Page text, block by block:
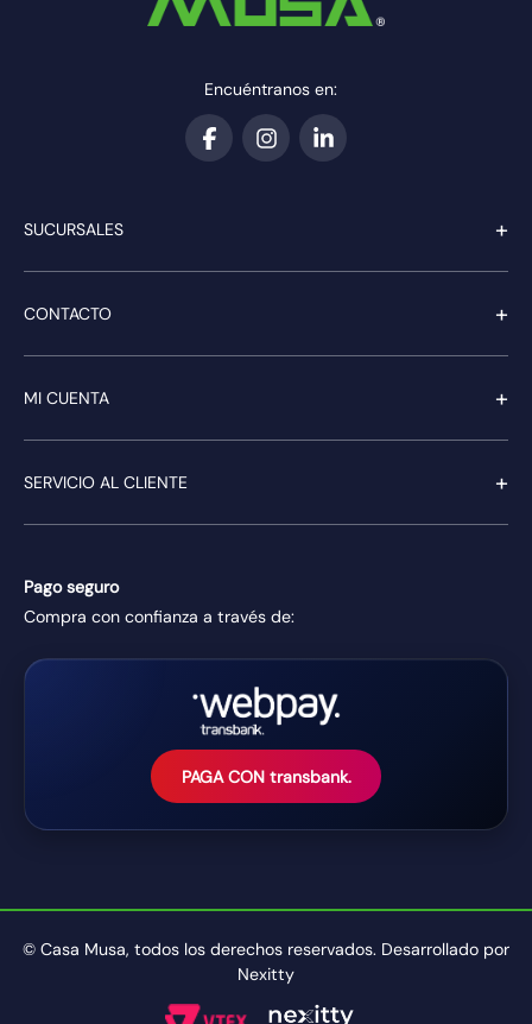
Encuéntranos en:
SUCURSALES +
CONTACTO +
MI CUENTA +
SERVICIO AL CLIENTE +
Pago seguro
Compra con confianza a través de:
PAGA CON transbank.
© Casa Musa, todos los derechos reservados. Desarrollado por
Nexitty